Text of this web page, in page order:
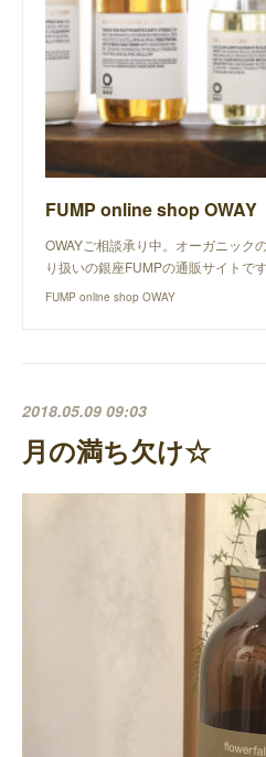
FUMP online shop OWAY
OWAYご相談承り中。オーガニック
り扱いの銀座FUMPの通販サイトで
FUMP online shop OWAY
2018.05.09 09:03
月の満ち欠け☆